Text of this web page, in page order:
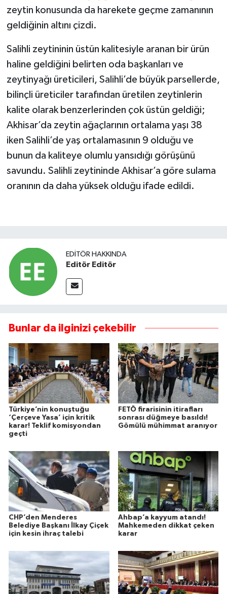
zeytin konusunda da harekete geçme zamanının
geldiğinin altını çizdi.
Salihli zeytininin üstün kalitesiyle aranan bir ürün
haline geldiğini belirten oda başkanları ve
zeytinyağı üreticileri, Salihli’de büyük parsellerde,
bilinçli üreticiler tarafından üretilen zeytinlerin
kalite olarak benzerlerinden çok üstün geldiği;
Akhisar’da zeytin ağaçlarının ortalama yaşı 38
iken Salihli’de yaş ortalamasının 9 olduğu ve
bunun da kaliteye olumlu yansıdığı görüşünü
savundu. Salihli zeytininde Akhisar’a göre sulama
oranının da daha yüksek olduğu ifade edildi.
EDITÖR HAKKINDA
Editör Editör
Bunlar da ilginizi çekebilir
Türkiye’nin konuştuğu
‘Çerçeve Yasa’ için kritik
karar! Teklif komisyondan
geçti
FETÖ firarisinin itirafları
sonrası düğmeye basıldı!
Gömülü mühimmat aranıyor
CHP’den Menderes
Belediye Başkanı İlkay Çiçek
için kesin ihraç talebi
Ahbap’a kayyum atandı!
Mahkemeden dikkat çeken
karar